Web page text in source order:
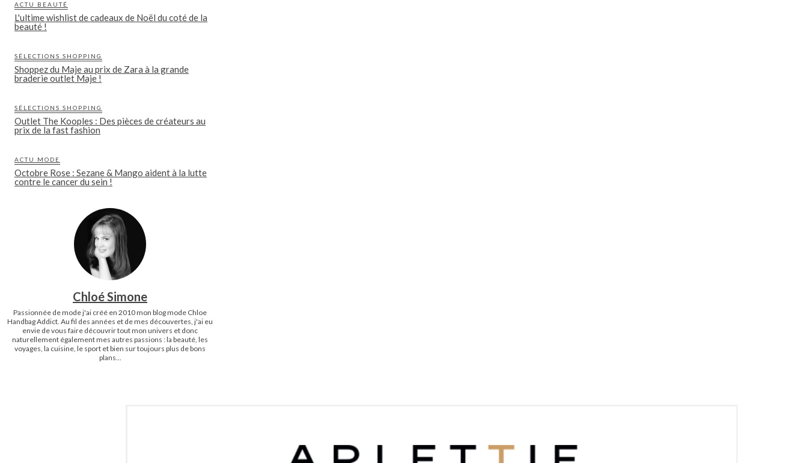
ACTU BEAUTÉ
L'ultime wishlist de cadeaux de Noël du coté de la
beauté !
SÉLECTIONS SHOPPING
Shoppez du Maje au prix de Zara à la grande
braderie outlet Maje !
SÉLECTIONS SHOPPING
Outlet The Kooples : Des pièces de créateurs au
prix de la fast fashion
ACTU MODE
Octobre Rose : Sezane & Mango aident à la lutte
contre le cancer du sein !
Chloé Simone
Passionnée de mode j'ai créé en 2010 mon blog mode Chloe
Handbag Addict. Au fil des années et de mes découvertes, j'ai eu
envie de vous faire découvrir tout mon univers et donc
naturellement également mes autres passions : la beauté, les
voyages, la cuisine, le sport et bien sur toujours plus de bons
plans...